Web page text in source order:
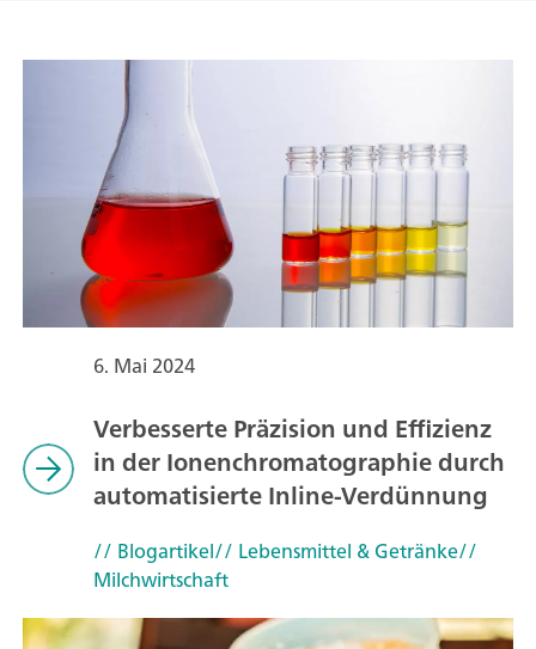
6. Mai 2024
Verbesserte Präzision und Effizienz
in der Ionenchromatographie durch
automatisierte Inline-Verdünnung
// Blogartikel// Lebensmittel & Getränke//
Milchwirtschaft